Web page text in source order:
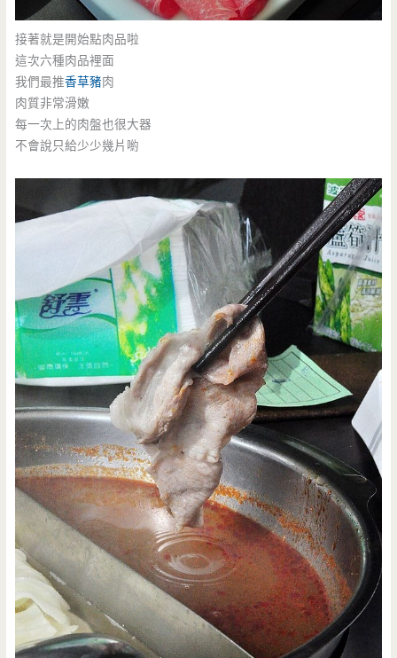
接著就是開始點肉品啦
這次六種肉品裡面
我們最推香草豬肉
肉質非常滑嫩
每一次上的肉盤也很大器
不會說只給少少幾片喲